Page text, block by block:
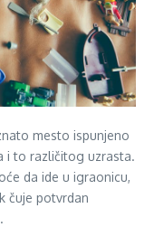
mesto ispunjeno
i to različitog uzrasta.
da ide u igraonicu,
čuje potvrdan